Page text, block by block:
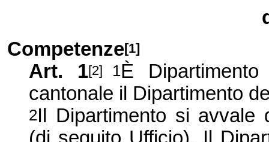
Competenze[1]
Art. 1[2] 1È
cantonale il Dipartimento
2Il Dipartimento si avvale